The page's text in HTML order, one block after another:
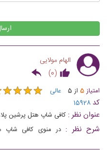
الهام مولایی
(
0
)
امتیاز5 از 5 عالی ★★★★
★★★★
کد 15928
عنوان نظر : کافی شاپ هتل پرشین
شرح نظر : در منوی کافی شاپ
نوشیدنی‌های سرد و گرم، کیک‌ها و